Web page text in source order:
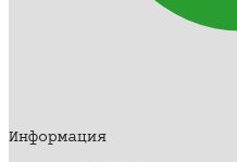
Информация